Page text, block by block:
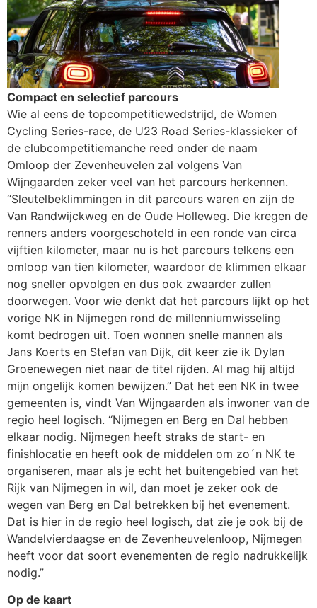
Compact en selectief parcours
Wie al eens de topcompetitiewedstrijd, de Women
Cycling Series-race, de U23 Road Series-klassieker of
de clubcompetitiemanche reed onder de naam
Omloop der Zevenheuvelen zal volgens Van
Wijngaarden zeker veel van het parcours herkennen.
“Sleutelbeklimmingen in dit parcours waren en zijn de
Van Randwijckweg en de Oude Holleweg. Die kregen de
renners anders voorgeschoteld in een ronde van circa
vijftien kilometer, maar nu is het parcours telkens een
omloop van tien kilometer, waardoor de klimmen elkaar
nog sneller opvolgen en dus ook zwaarder zullen
doorwegen. Voor wie denkt dat het parcours lijkt op het
vorige NK in Nijmegen rond de millenniumwisseling
komt bedrogen uit. Toen wonnen snelle mannen als
Jans Koerts en Stefan van Dijk, dit keer zie ik Dylan
Groenewegen niet naar de titel rijden. Al mag hij altijd
mijn ongelijk komen bewijzen.” Dat het een NK in twee
gemeenten is, vindt Van Wijngaarden als inwoner van de
regio heel logisch. “Nijmegen en Berg en Dal hebben
elkaar nodig. Nijmegen heeft straks de start- en
finishlocatie en heeft ook de middelen om zo´n NK te
organiseren, maar als je echt het buitengebied van het
Rijk van Nijmegen in wil, dan moet je zeker ook de
wegen van Berg en Dal betrekken bij het evenement.
Dat is hier in de regio heel logisch, dat zie je ook bij de
Wandelvierdaagse en de Zevenheuvelenloop, Nijmegen
heeft voor dat soort evenementen de regio nadrukkelijk
nodig.”
Op de kaart